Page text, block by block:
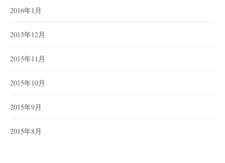
2016年1月
2015年12月
2015年11月
2015年10月
2015年9月
2015年8月